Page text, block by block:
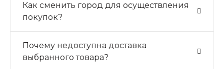
Как сменить город для осуществления
покупок?
Почему недоступна доставка
выбранного товара?